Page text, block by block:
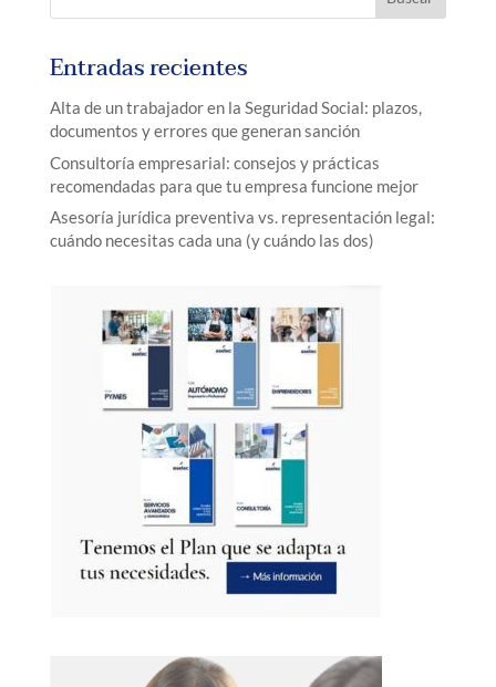
Entradas recientes
Alta de un trabajador en la Seguridad Social: plazos,
documentos y errores que generan sanción
Consultoría empresarial: consejos y prácticas
recomendadas para que tu empresa funcione mejor
Asesoría jurídica preventiva vs. representación legal:
cuándo necesitas cada una (y cuándo las dos)